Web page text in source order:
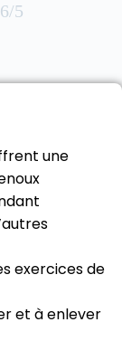
5
une
exercices de
et à enlever